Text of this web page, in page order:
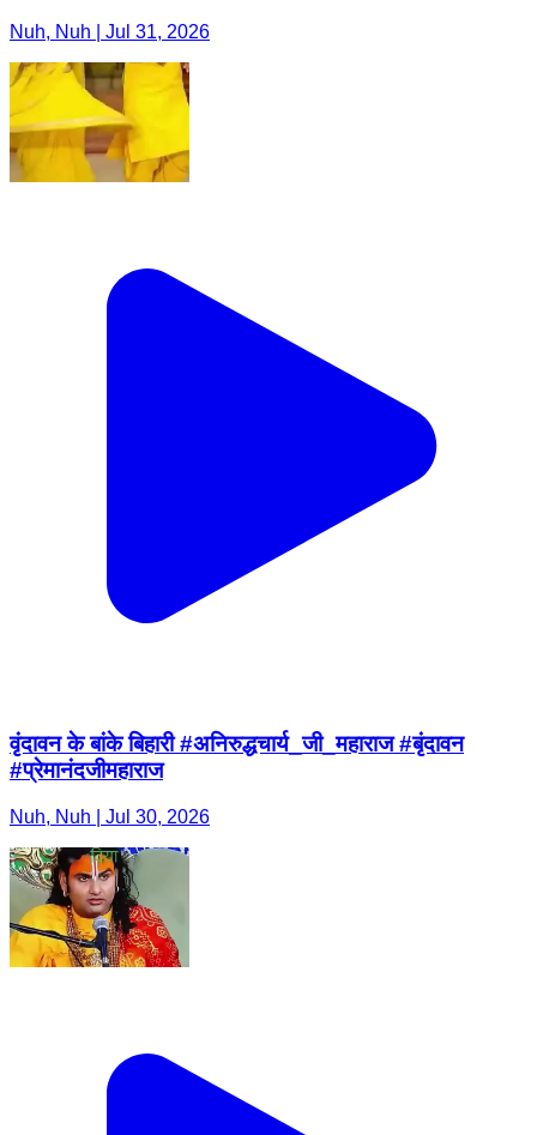
Nuh, Nuh | Jul 31, 2026
वृंदावन के बांके बिहारी #अनिरुद्धचार्य_जी_महाराज #बृंदावन
#प्रेमानंदजीमहाराज
Nuh, Nuh | Jul 30, 2026